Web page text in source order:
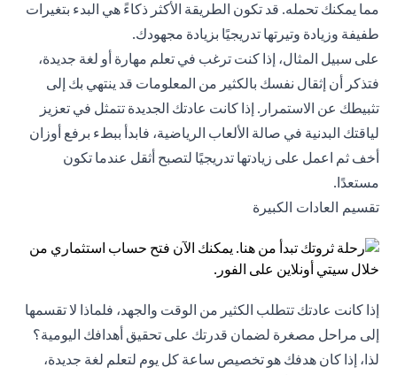
مما يمكنك تحمله. قد تكون الطريقة الأكثر ذكاءً هي البدء بتغيرات
طفيفة وزيادة وتيرتها تدريجيًا بزيادة مجهودك.
على سبيل المثال، إذا كنت ترغب في تعلم مهارة أو لغة جديدة،
فتذكر أن إثقال نفسك بالكثير من المعلومات قد ينتهي بك إلى
تثبيطك عن الاستمرار. إذا كانت عادتك الجديدة تتمثل في تعزيز
لياقتك البدنية في صالة الألعاب الرياضية، فابدأ ببطء برفع أوزان
أخف ثم اعمل على زيادتها تدريجيًا لتصبح أثقل عندما تكون
مستعدًا.
تقسيم العادات الكبيرة
إذا كانت عادتك تتطلب الكثير من الوقت والجهد، فلماذا لا تقسمها
إلى مراحل مصغرة لضمان قدرتك على تحقيق أهدافك اليومية؟
لذا، إذا كان هدفك هو تخصيص ساعة كل يوم لتعلم لغة جديدة،